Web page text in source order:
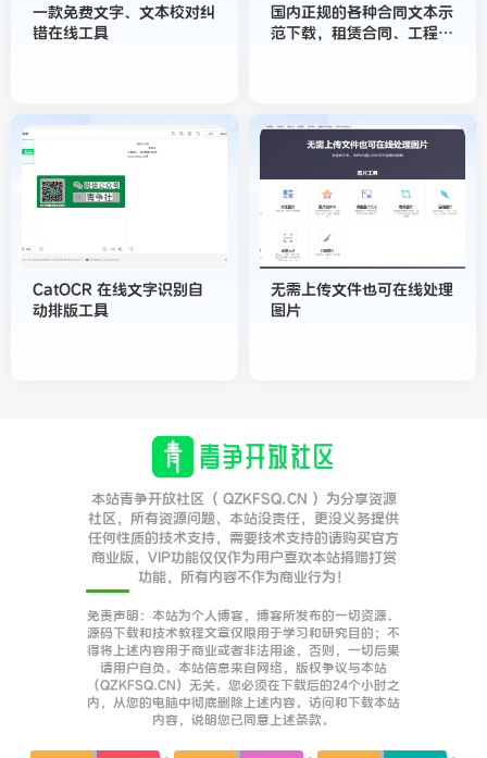
一款免费文字、文本校对纠
错在线工具
国内正规的各种合同文本示
范下载，租赁合同、工程施
CatOCR 在线文字识别自
动排版工具
无需上传文件也可在线处理
图片
本站青争开放社区（ QZKFSQ.CN ）为分享资源
社区，所有资源问题，本站没责任，更没义务提供
任何性质的技术支持，需要技术支持的请购买官方
商业版，VIP功能仅仅作为用户喜欢本站捐赠打赏
功能，所有内容不作为商业行为！
免责声明：本站为个人博客，博客所发布的一切资源、
源码下载和技术教程文章仅限用于学习和研究目的；不
得将上述内容用于商业或者非法用途，否则，一切后果
请用户自负。本站信息来自网络，版权争议与本站
（QZKFSQ.CN）无关。您必须在下载后的24个小时之
内，从您的电脑中彻底删除上述内容。访问和下载本站
内容，说明您已同意上述条款。